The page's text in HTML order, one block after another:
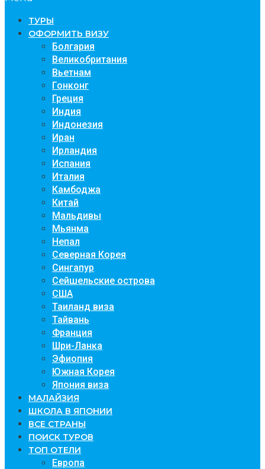
TУРЫ
ОФОРМИТЬ ВИЗУ
Болгария
Великобритания
Вьетнам
Гонконг
Греция
Индия
Индонезия
Иран
Ирландия
Испания
Италия
Камбоджа
Китай
Мальдивы
Мьянма
Непал
Северная Корея
Сингапур
Сейшельские острова
США
Таиланд виза
Тайвань
Франция
Шри-Ланка
Эфиопия
Южная Корея
Япония виза
МАЛАЙЗИЯ
ШКОЛА В ЯПОНИИ
ВСЕ СТРАНЫ
ПОИСК ТУРОВ
ТОП ОТЕЛИ
Европа